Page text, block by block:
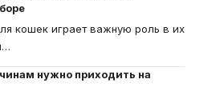
кошек играет важную роль в их
…
нужно приходить на